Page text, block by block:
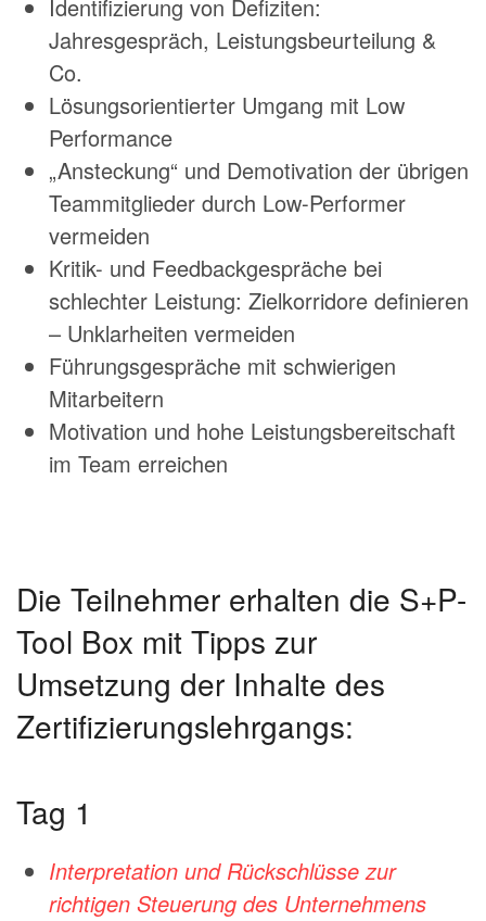
Identifizierung von Defiziten:
Jahresgespräch, Leistungsbeurteilung &
Co.
Lösungsorientierter Umgang mit Low
Performance
„Ansteckung“ und Demotivation der übrigen
Teammitglieder durch Low-Performer
vermeiden
Kritik- und Feedbackgespräche bei
schlechter Leistung: Zielkorridore definieren
– Unklarheiten vermeiden
Führungsgespräche mit schwierigen
Mitarbeitern
Motivation und hohe Leistungsbereitschaft
im Team erreichen
Die Teilnehmer erhalten die S+P-
Tool Box mit Tipps zur
Umsetzung der Inhalte des
Zertifizierungslehrgangs:
Tag 1
Interpretation und Rückschlüsse zur
richtigen Steuerung des Unternehmens